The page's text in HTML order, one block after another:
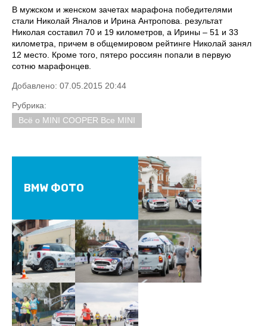
В мужском и женском зачетах марафона победителями
стали Николай Яналов и Ирина Антропова. результат
Николая составил 70 и 19 километров, а Ирины – 51 и 33
километра, причем в общемировом рейтинге Николай занял
12 место. Кроме того, пятеро россиян попали в первую
сотню марафонцев.
Добавлено: 07.05.2015 20:44
Рубрика:
Всё о MINI COOPER Все MINI
BMW ФОТО